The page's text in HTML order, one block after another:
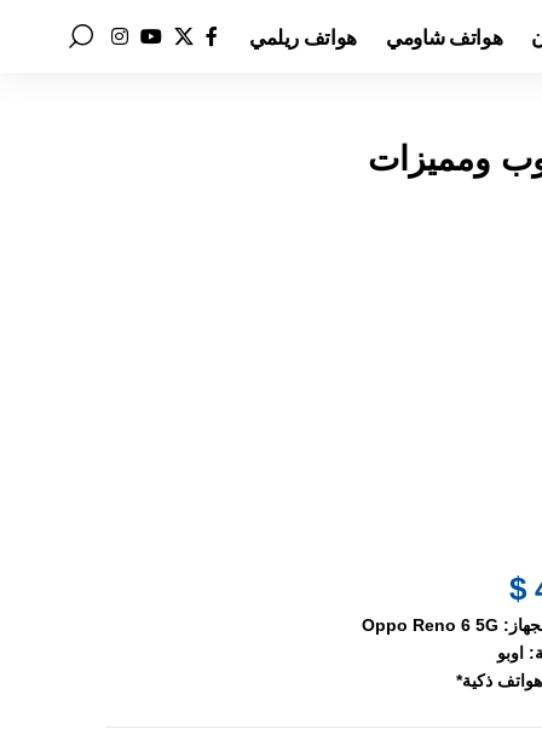
هواتف شاومي هواتف ريلمي
Oppo Reno 6 5G
اوبو
هواتف ذكية*